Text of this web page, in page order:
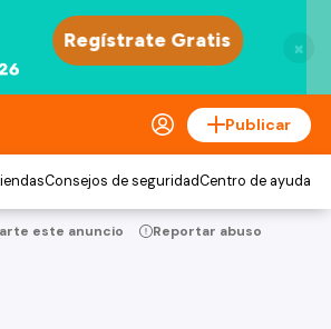
×
Publicar
Consejos de seguridadCentro de ayuda
este anuncio Reportar abuso